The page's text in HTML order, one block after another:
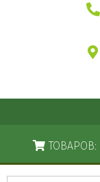
ТОВАРОВ:
Поиск